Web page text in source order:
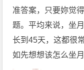
准答案，只要妳觉
题。平均来说，坐
长到45天，这都很
如先想想该怎么坐月